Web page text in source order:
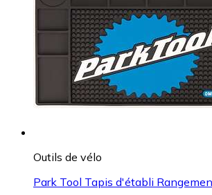
Outils de vélo
Park Tool Tapis d'établi